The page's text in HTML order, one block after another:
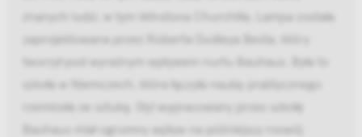
znanych ludzi, w tym Winstona Churchilla. Lampa została
zaprojektowana przez Roberta Dudleya Besta, który
tworzył pod wyraźnym wpływem nurtu Bauhaus. Była to
szkoła w Niemczech, która łączyła naukę praktycznego
rzemiosła ze sztuką. Styl wypracowany przez szkołę
Bauhaus miał ogromny wpływ na późniejszy rozwój